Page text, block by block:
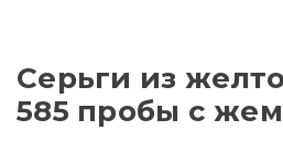
Серьги из
585 пробы с